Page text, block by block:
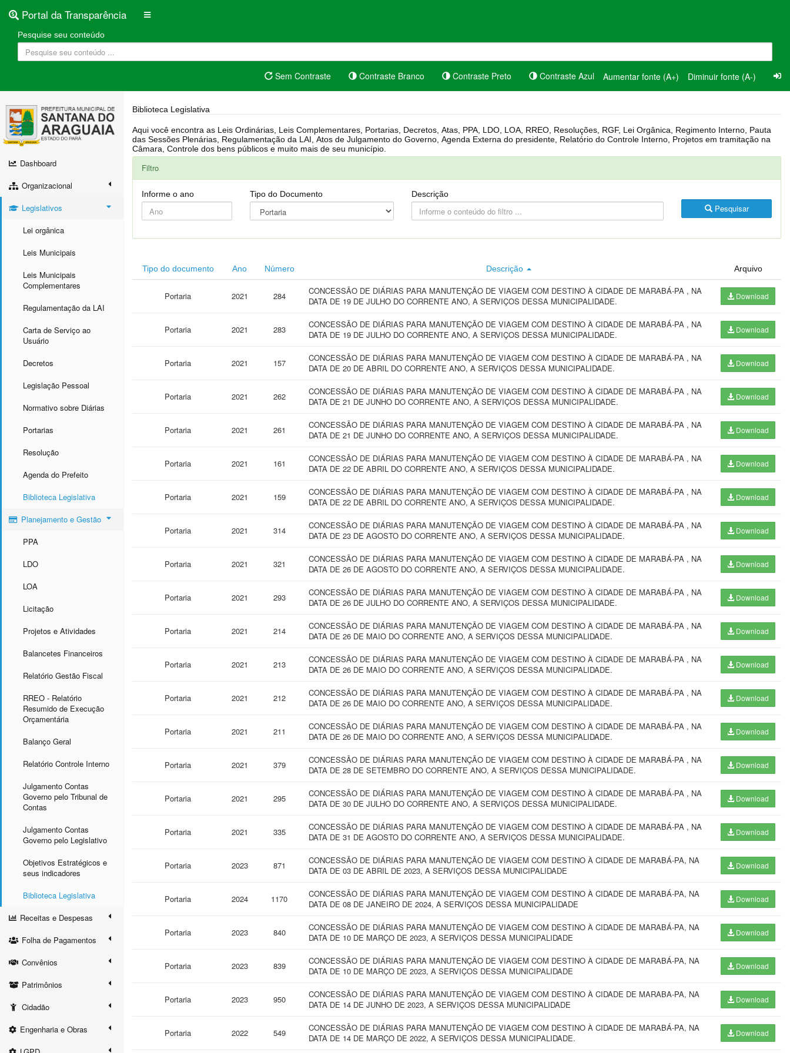
Portal da Transparência
Pesquise seu conteúdo
Sem Contraste Contraste Branco Contraste Preto Contraste Azul Aumentar fonte (A+) Diminuir fonte (A-)
Dashboard
Organizacional
Legislativos
Lei orgânica
Leis Municipais
Leis Municipais
Complementares
Regulamentação da LAI
Carta de Serviço ao
Usuário
Decretos
Legislação Pessoal
Normativo sobre Diárias
Portarias
Resolução
Agenda do Prefeito
Biblioteca Legislativa
Planejamento e Gestão
PPA
LDO
LOA
Licitação
Projetos e Atividades
Balancetes Financeiros
Relatório Gestão Fiscal
RREO - Relatório
Resumido de Execução
Orçamentária
Balanço Geral
Relatório Controle Interno
Julgamento Contas
Governo pelo Tribunal de
Contas
Julgamento Contas
Governo pelo Legislativo
Objetivos Estratégicos e
seus indicadores
Biblioteca Legislativa
Receitas e Despesas
Folha de Pagamentos
Convênios
Patrimônios
Cidadão
Engenharia e Obras
Biblioteca Legislativa
Aqui você encontra as Leis Ordinárias, Leis Complementares, Portarias, Decretos, Atas, PPA, LDO, LOA, RREO, Resoluções, RGF, Lei Orgânica, Regimento Interno, Pauta
das Sessões Plenárias, Regulamentação da LAI, Atos de Julgamento do Governo, Agenda Externa do presidente, Relatório do Controle Interno, Projetos em tramitação na
Câmara, Controle dos bens públicos e muito mais de seu município.
Filtro
Informe o ano Tipo do Documento Descrição
Pesquisar
Tipo do documento Ano Número Descrição Arquivo
Portaria 2021 284
CONCESSÃO DE DIÁRIAS PARA MANUTENÇÃO DE VIAGEM COM DESTINO À CIDADE DE MARABÁ-PA , NA
DATA DE 19 DE JULHO DO CORRENTE ANO, A SERVIÇOS DESSA MUNICIPALIDADE.
Download
Portaria 2021 283
CONCESSÃO DE DIÁRIAS PARA MANUTENÇÃO DE VIAGEM COM DESTINO À CIDADE DE MARABÁ-PA , NA
DATA DE 19 DE JULHO DO CORRENTE ANO, A SERVIÇOS DESSA MUNICIPALIDADE.
Download
Portaria 2021 157
CONCESSÃO DE DIÁRIAS PARA MANUTENÇÃO DE VIAGEM COM DESTINO À CIDADE DE MARABÁ-PA , NA
DATA DE 20 DE ABRIL DO CORRENTE ANO, A SERVIÇOS DESSA MUNICIPALIDADE.
Download
Portaria 2021 262
CONCESSÃO DE DIÁRIAS PARA MANUTENÇÃO DE VIAGEM COM DESTINO À CIDADE DE MARABÁ-PA , NA
DATA DE 21 DE JUNHO DO CORRENTE ANO, A SERVIÇOS DESSA MUNICIPALIDADE.
Download
Portaria 2021 261
CONCESSÃO DE DIÁRIAS PARA MANUTENÇÃO DE VIAGEM COM DESTINO À CIDADE DE MARABÁ-PA , NA
DATA DE 21 DE JUNHO DO CORRENTE ANO, A SERVIÇOS DESSA MUNICIPALIDADE.
Download
Portaria 2021 161
CONCESSÃO DE DIÁRIAS PARA MANUTENÇÃO DE VIAGEM COM DESTINO À CIDADE DE MARABÁ-PA , NA
DATA DE 22 DE ABRIL DO CORRENTE ANO, A SERVIÇOS DESSA MUNICIPALIDADE.
Download
Portaria 2021 159
CONCESSÃO DE DIÁRIAS PARA MANUTENÇÃO DE VIAGEM COM DESTINO À CIDADE DE MARABÁ-PA , NA
DATA DE 22 DE ABRIL DO CORRENTE ANO, A SERVIÇOS DESSA MUNICIPALIDADE.
Download
Portaria 2021 314
CONCESSÃO DE DIÁRIAS PARA MANUTENÇÃO DE VIAGEM COM DESTINO À CIDADE DE MARABÁ-PA , NA
DATA DE 23 DE AGOSTO DO CORRENTE ANO, A SERVIÇOS DESSA MUNICIPALIDADE.
Download
Portaria 2021 321
CONCESSÃO DE DIÁRIAS PARA MANUTENÇÃO DE VIAGEM COM DESTINO À CIDADE DE MARABÁ-PA , NA
DATA DE 26 DE AGOSTO DO CORRENTE ANO, A SERVIÇOS DESSA MUNICIPALIDADE.
Download
Portaria 2021 293
CONCESSÃO DE DIÁRIAS PARA MANUTENÇÃO DE VIAGEM COM DESTINO À CIDADE DE MARABÁ-PA , NA
DATA DE 26 DE JULHO DO CORRENTE ANO, A SERVIÇOS DESSA MUNICIPALIDADE.
Download
Portaria 2021 214
CONCESSÃO DE DIÁRIAS PARA MANUTENÇÃO DE VIAGEM COM DESTINO À CIDADE DE MARABÁ-PA , NA
DATA DE 26 DE MAIO DO CORRENTE ANO, A SERVIÇOS DESSA MUNICIPALIDADE.
Download
Portaria 2021 213
CONCESSÃO DE DIÁRIAS PARA MANUTENÇÃO DE VIAGEM COM DESTINO À CIDADE DE MARABÁ-PA , NA
DATA DE 26 DE MAIO DO CORRENTE ANO, A SERVIÇOS DESSA MUNICIPALIDADE.
Download
Portaria 2021 212
CONCESSÃO DE DIÁRIAS PARA MANUTENÇÃO DE VIAGEM COM DESTINO À CIDADE DE MARABÁ-PA , NA
DATA DE 26 DE MAIO DO CORRENTE ANO, A SERVIÇOS DESSA MUNICIPALIDADE.
Download
Portaria 2021 211
CONCESSÃO DE DIÁRIAS PARA MANUTENÇÃO DE VIAGEM COM DESTINO À CIDADE DE MARABÁ-PA , NA
DATA DE 26 DE MAIO DO CORRENTE ANO, A SERVIÇOS DESSA MUNICIPALIDADE.
Download
Portaria 2021 379
CONCESSÃO DE DIÁRIAS PARA MANUTENÇÃO DE VIAGEM COM DESTINO À CIDADE DE MARABÁ-PA , NA
DATA DE 28 DE SETEMBRO DO CORRENTE ANO, A SERVIÇOS DESSA MUNICIPALIDADE.
Download
Portaria 2021 295
CONCESSÃO DE DIÁRIAS PARA MANUTENÇÃO DE VIAGEM COM DESTINO À CIDADE DE MARABÁ-PA , NA
DATA DE 30 DE JULHO DO CORRENTE ANO, A SERVIÇOS DESSA MUNICIPALIDADE.
Download
Portaria 2021 335
CONCESSÃO DE DIÁRIAS PARA MANUTENÇÃO DE VIAGEM COM DESTINO À CIDADE DE MARABÁ-PA , NA
DATA DE 31 DE AGOSTO DO CORRENTE ANO, A SERVIÇOS DESSA MUNICIPALIDADE.
Download
Portaria 2023 871
CONCESSÃO DE DIÁRIAS PARA MANUTENÇÃO DE VIAGEM COM DESTINO À CIDADE DE MARABÁ-PA, NA
DATA DE 03 DE ABRIL DE 2023, A SERVIÇOS DESSA MUNICIPALIDADE
Download
Portaria 2024 1170
CONCESSÃO DE DIÁRIAS PARA MANUTENÇÃO DE VIAGEM COM DESTINO À CIDADE DE MARABÁ-PA, NA
DATA DE 08 DE JANEIRO DE 2024, A SERVIÇOS DESSA MUNICIPALIDADE
Download
Portaria 2023 840
CONCESSÃO DE DIÁRIAS PARA MANUTENÇÃO DE VIAGEM COM DESTINO À CIDADE DE MARABÁ-PA, NA
DATA DE 10 DE MARÇO DE 2023, A SERVIÇOS DESSA MUNICIPALIDADE
Download
Portaria 2023 839
CONCESSÃO DE DIÁRIAS PARA MANUTENÇÃO DE VIAGEM COM DESTINO À CIDADE DE MARABÁ-PA, NA
DATA DE 10 DE MARÇO DE 2023, A SERVIÇOS DESSA MUNICIPALIDADE
Download
Portaria 2023 950
CONCESSÃO DE DIÁRIAS PARA MANUTENÇÃO DE VIAGEM COM DESTINO À CIDADE DE MARABA-PA, NA
DATA DE 14 DE JUNHO DE 2023, A SERVIÇOS DESSA MUNICIPALIDADE
Download
Portaria 2022 549
CONCESSÃO DE DIÁRIAS PARA MANUTENÇÃO DE VIAGEM COM DESTINO À CIDADE DE MARABÁ-PA, NA
DATA DE 14 DE MARÇO DE 2022, A SERVIÇOS DESSA MUNICIPALIDADE.
Download